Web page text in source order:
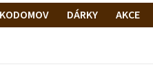
DÁRKY AKCE